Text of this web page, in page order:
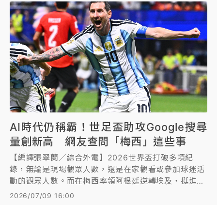
AI時代仍稱霸！世足盃助攻Google搜尋
量創新高 網友查問「梅西」這些事
【編譯張翠蘭／綜合外電】2026世界盃打破多項紀
錄，無論是現場觀眾人數，還是在家觀看或參加球迷活
動的觀眾人數。而在梅西率領阿根廷逆轉埃及，挺進8
強後，竟然讓搜尋龍頭Google的搜尋量創下近28年歷
2026/07/09 16:00